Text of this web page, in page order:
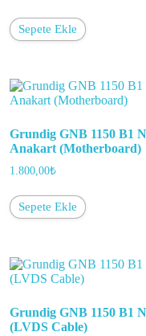
Sepete Ekle
Grundig GNB 1150 B1
Anakart (Motherboard)
1.800,00₺
Sepete Ekle
Grundig GNB 1150 B1
(LVDS Cable)